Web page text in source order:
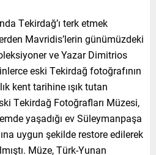
Tekirdağ’ı terk etmek
Mavridis’lerin günümüzdeki
ve Yazar Dimitrios
eski Tekirdağ fotoğrafının
kent tarihine ışık tutan
Tekirdağ Fotoğrafları Müzesi,
yaşadığı ev Süleymanpaşa
uygun şekilde restore edilerek
Müze, Türk-Yunan